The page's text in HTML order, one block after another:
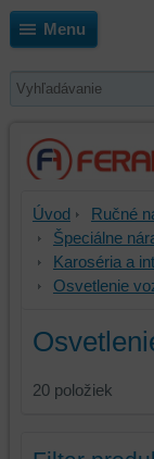
Menu
Úvod
Ručné
Špeciálne
Karoséria a
Osvetlenie
20 položiek